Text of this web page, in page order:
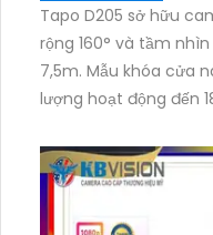
Tapo D205 sở hữu
rộng 160° và tầm
7,5m. Mẫu khóa cửa
lượng hoạt động đến
microSD tối đa 512GB.